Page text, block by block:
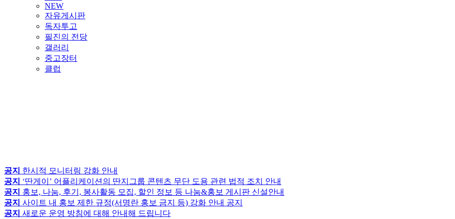
NEW
자유게시판
독자투고
필진의 전당
갤러리
중고장터
클럽
공지 한시적 모니터링 강화 안내
공지 ‘딴게이’ 어플리케이션의 딴지그룹 콘텐츠 무단 도용 관련 법적 조치 안내
공지 홍보, 나눔, 후기, 봉사활동 모집, 할인 정보 등 나눔&홍보 게시판 신설안내
공지 사이트 내 홍보 제한 규정(서명란 홍보 금지 등) 강화 안내 공지
공지 새로운 운영 방침에 대해 안내해 드립니다